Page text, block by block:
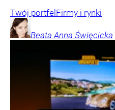
Twój portfel Firmy i rynki
Beata Anna Święcicka